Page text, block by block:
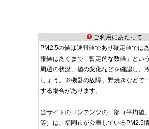
ご利用にあたって
PM2.5の値は速報値であり確定値では
報値はあくまで「暫定的な数値」とい
周辺の状況、値の変化などを確認し、
しょう。※機器の故障、野焼きなどで
する場合があります。
当サイトのコンテンツの一部（平均値
等）は、福岡市が公表しているPM2.5